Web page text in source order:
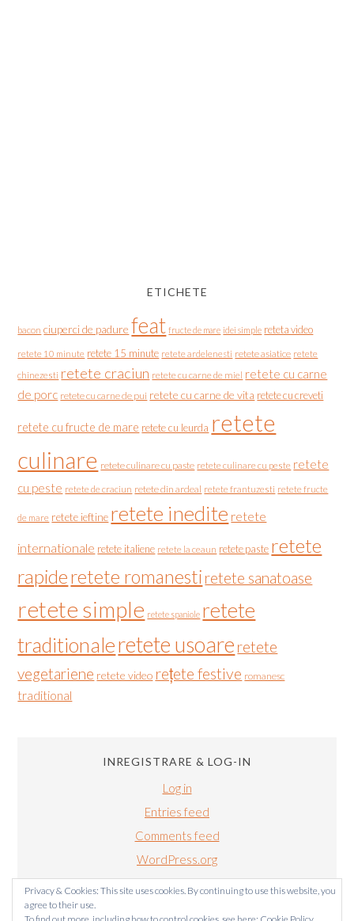
ETICHETE
bacon ciuperci de padure feat fructe de mare idei simple reteta video
retete 10 minute retete 15 minute retete ardelenesti retete asiatice retete
chinezesti retete craciun retete cu carne de miel retete cu carne
de porc retete cu carne de pui retete cu carne de vita retete cu creveti
retete cu fructe de mare retete cu leurda retete
culinare retete culinare cu paste retete culinare cu peste retete
cu peste retete de craciun retete din ardeal retete frantuzesti retete fructe
de mare retete ieftine retete inedite retete
internationale retete italiene retete la ceaun retete paste retete
rapideretete romanesti retete sanatoase
retete simple retete spaniole retete
traditionaleretete usoare retete
vegetariene retete video rețete festive romanesc
traditional
INREGISTRARE & LOG-IN
Log in
Entries feed
Comments feed
WordPress.org
Privacy & Cookies: This site uses cookies. By continuing to use this website, you
agree to their use.